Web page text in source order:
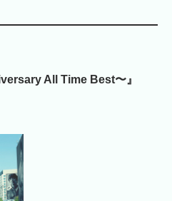
All Time Best〜』